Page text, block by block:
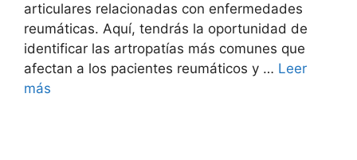
articulares relacionadas con enfermedades
reumáticas. Aquí, tendrás la oportunidad de
identificar las artropatías más comunes que
afectan a los pacientes reumáticos y … Leer
más